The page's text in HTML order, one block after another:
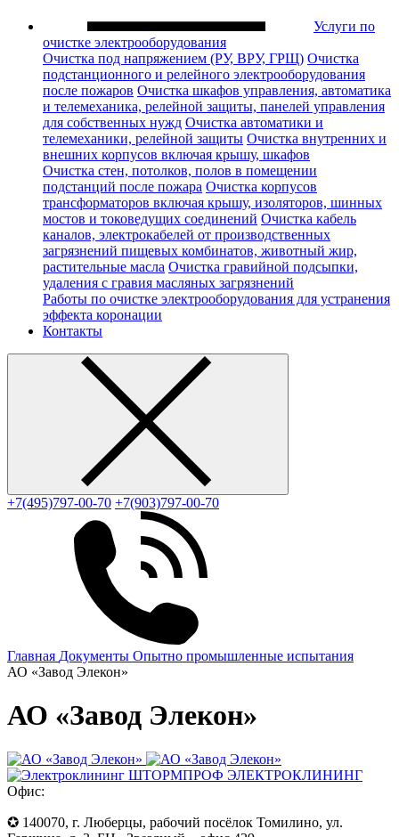
Услуги по
очистке электрооборудования
Очистка под напряжением (РУ, ВРУ, ГРЩ) Очистка
подстанционного и релейного электрооборудования
после пожаров Очистка шкафов управления, автоматика
и телемеханика, релейной защиты, панелей управления
для собственных нужд Очистка автоматики и
телемеханики, релейной защиты Очистка внутренних и
внешних корпусов включая крышу, шкафов
Очистка стен, потолков, полов в помещении
подстанций после пожара Очистка корпусов
трансформаторов включая крышу, изоляторов, шинных
мостов и токоведущих соединений Очистка кабель
каналов, электрокабелей от производственных
загрязнений пищевых комбинатов, животный жир,
растительные масла Очистка гравийной подсыпки,
удаления с гравия масляных загрязнений
Работы по очистке электрооборудования для устранения
эффекта коронации
Контакты
+7(495)797-00-70 +7(903)797-00-70
Главная Документы Опытно промышленные испытания
АО «Завод Элекон»
АО «Завод Элекон»
ЭЛЕКТРОКЛИНИНГ
Офис:
✪ 140070, г. Люберцы, рабочий посёлок Томилино, ул.